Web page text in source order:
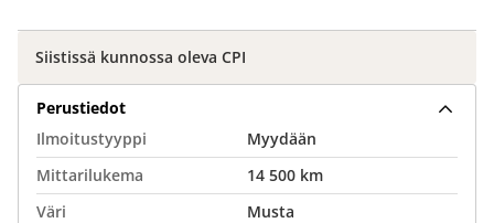
Siistissä kunnossa oleva CPI
Perustiedot
Ilmoitustyyppi
Myydään
Mittarilukema
14 500 km
Väri
Musta